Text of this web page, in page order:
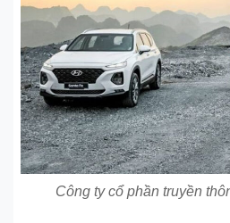
Công ty cổ phần truyền